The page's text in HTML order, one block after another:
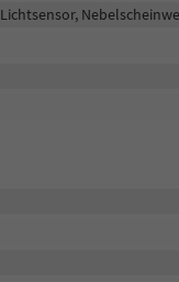
Lichtsensor,